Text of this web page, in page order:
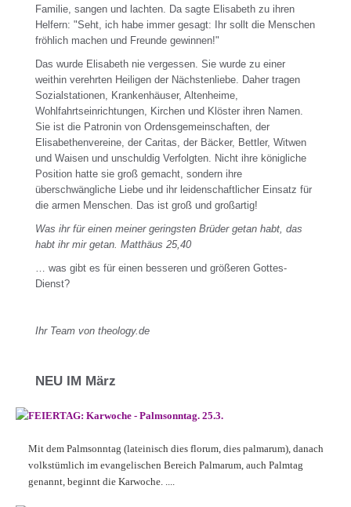
Familie, sangen und lachten. Da sagte Elisabeth zu ihren
Helfern: "Seht, ich habe immer gesagt: Ihr sollt die Menschen
fröhlich machen und Freunde gewinnen!"
Das wurde Elisabeth nie vergessen. Sie wurde zu einer
weithin verehrten Heiligen der Nächstenliebe. Daher tragen
Sozialstationen, Krankenhäuser, Altenheime,
Wohlfahrtseinrichtungen, Kirchen und Klöster ihren Namen.
Sie ist die Patronin von Ordensgemeinschaften, der
Elisabethenvereine, der Caritas, der Bäcker, Bettler, Witwen
und Waisen und unschuldig Verfolgten. Nicht ihre königliche
Position hatte sie groß gemacht, sondern ihre
überschwängliche Liebe und ihr leidenschaftlicher Einsatz für
die armen Menschen. Das ist groß und großartig!
Was ihr für einen meiner geringsten Brüder getan habt, das
habt ihr mir getan. Matthäus 25,40
… was gibt es für einen besseren und größeren Gottes-
Dienst?
Ihr Team von theology.de
NEU IM März
FEIERTAG: Karwoche - Palmsonntag. 25.3.
Mit dem Palmsonntag (lateinisch dies florum, dies palmarum), danach
volkstümlich im evangelischen Bereich Palmarum, auch Palmtag
genannt, beginnt die Karwoche. ....